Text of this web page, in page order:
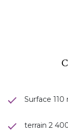
Surface 110
terrain 2